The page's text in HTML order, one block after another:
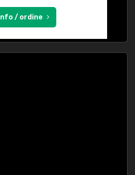
Info / ordine